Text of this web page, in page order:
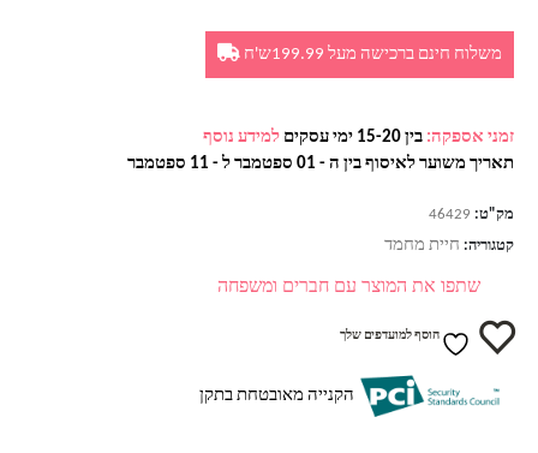
משלוח חינם ברכישה מעל 199.99ש'ח
זמני אספקה: בין 15-20 ימי עסקים
למידע נוסף
תאריך משוער לאיסוף בין ה - 01 ספטמבר ל - 11 ספטמבר
מק"ט: 46429
קטגוריה: חיית מחמד
שתפו את המוצר עם חברים ומשפחה
הוסף למועדפים שלך
הקנייה מאובטחת בתקן